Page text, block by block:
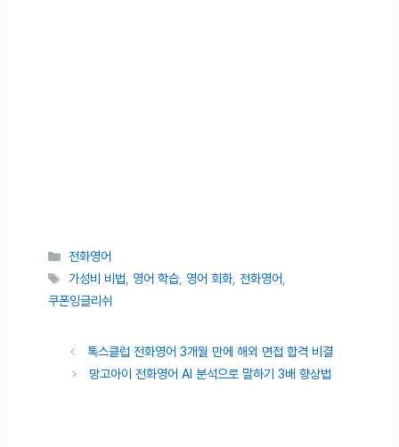
카테고리
전화영어
태그
가성비 비법 영어 학습 영어 회화 ,전화영어
쿠폰잉글리쉬
톡스클럽 전화영어 3개월 만에 해외 면접 합격 비결
망고아이 전화영어 AI 분석으로 말하기 3배 향상법